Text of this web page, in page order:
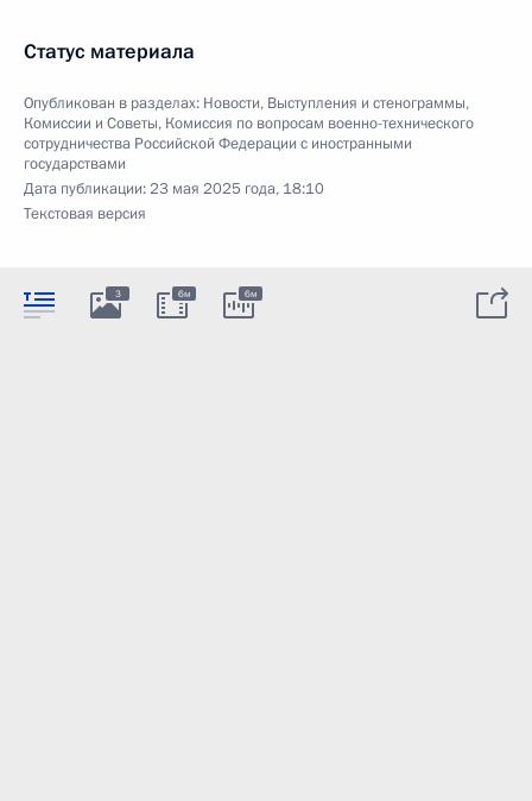
Статус материала
Опубликован в разделах: Новости, Выступления и стенограммы,
Комиссии и Советы, Комиссия по вопросам военно-технического
сотрудничества Российской Федерации с иностранными
государствами
Дата публикации:23 мая 2025 года, 18:10
Текстовая версия
3 6м 6м